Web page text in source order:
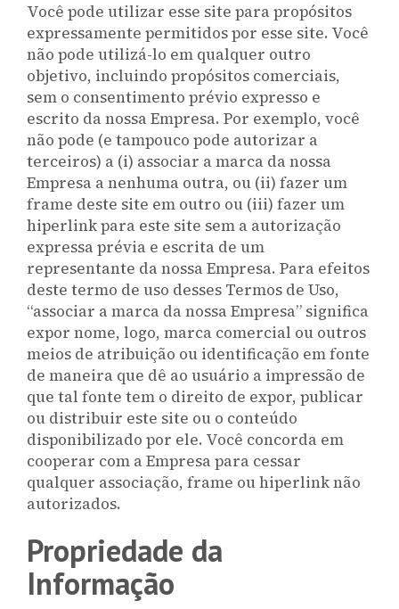
Você pode utilizar esse site para propósitos
expressamente permitidos por esse site. Você
não pode utilizá-lo em qualquer outro
objetivo, incluindo propósitos comerciais,
sem o consentimento prévio expresso e
escrito da nossa Empresa. Por exemplo, você
não pode (e tampouco pode autorizar a
terceiros) a (i) associar a marca da nossa
Empresa a nenhuma outra, ou (ii) fazer um
frame deste site em outro ou (iii) fazer um
hiperlink para este site sem a autorização
expressa prévia e escrita de um
representante da nossa Empresa. Para efeitos
deste termo de uso desses Termos de Uso,
“associar a marca da nossa Empresa” significa
expor nome, logo, marca comercial ou outros
meios de atribuição ou identificação em fonte
de maneira que dê ao usuário a impressão de
que tal fonte tem o direito de expor, publicar
ou distribuir este site ou o conteúdo
disponibilizado por ele. Você concorda em
cooperar com a Empresa para cessar
qualquer associação, frame ou hiperlink não
autorizados.
Propriedade da
Informação